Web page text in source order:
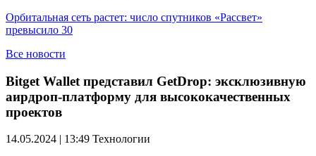
Орбитальная сеть растет: число спутников «Рассвет»
превысило 30
Все новости
Bitget Wallet представил GetDrop: эксклюзивную
аирдроп-платформу для высококачественных
проектов
14.05.2024 | 13:49 Технологии